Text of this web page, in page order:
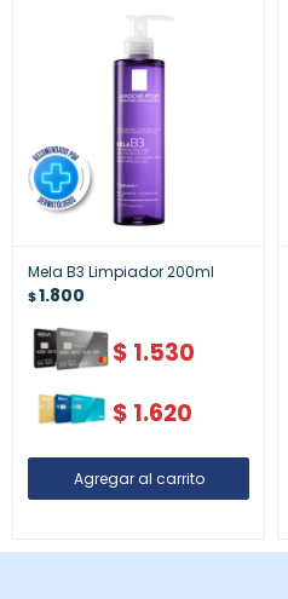
Mela B3 Limpiador 200ml
$1.800
$ 1.530
$ 1.620